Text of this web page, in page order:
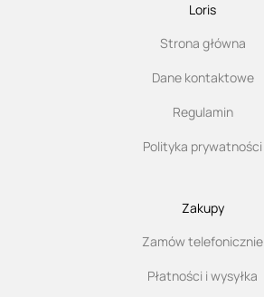
Loris
Strona główna
Dane kontaktowe
Regulamin
Polityka prywatności
Zakupy
Zamów telefonicznie
Płatności i wysyłka